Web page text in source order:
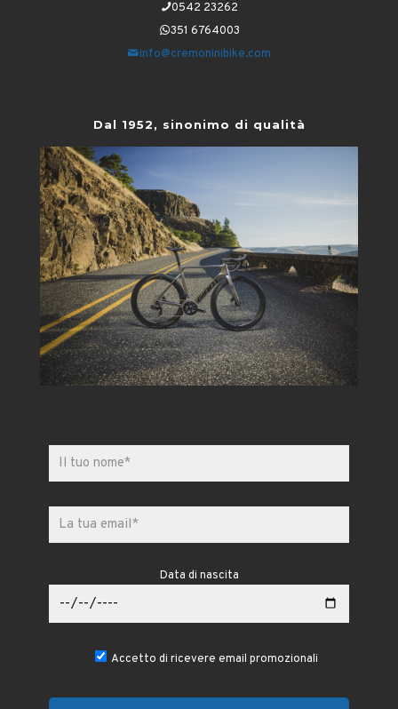
0542 23262
351 6764003
info@cremoninibike.com
Dal 1952, sinonimo di qualità
Data di nascita
Accetto di ricevere email promozionali